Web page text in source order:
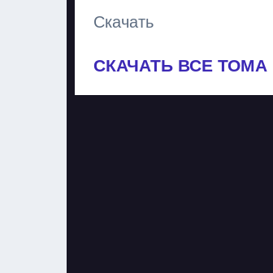
Скачать
СКАЧАТЬ ВСЕ ТОМА